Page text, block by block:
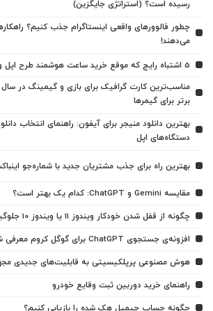
رسیده است؟ (استراتژی جایگزین)
چطور فالوورهای واقعی اینستاگرام جذب کنیم؟
می‌دهند!
5 اشتباه رایج که موقع خرید ساعت هوشمند طرح اپل واچ نباید انجام بدید!
برتر برای گیمرها
بهترین دانلود منیجر برای آیفون: راهنمای انتخاب
دستگاه‌های اپل
بهترین راه برای جذب مشتریان جدید با شماره‌جو
مقایسه Gemini و ChatGPT: کدام یک بهتر است؟
چگونه از قفل شدن خودکار ویندوز 11 یا ویندوز 10 جلوگیری کنیم؟
افزونه‌ی جستجوی ChatGPT برای گوگل کروم معرفی شد
هوش مصنوعی پرپلکیسیتی به قابلیت‌های جدیدی
راهنمای خرید دوربین ثبت وقایع خودرو
چگونه حساب جیمیل هک شده را بازیابی کنیم؟